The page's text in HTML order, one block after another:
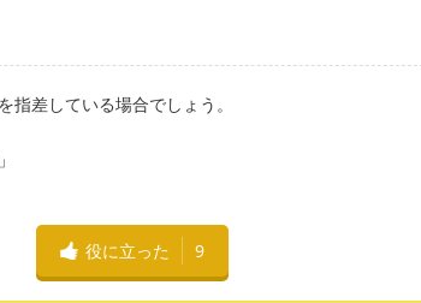
指差している場合でしょう。
役に立った 9